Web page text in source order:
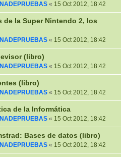
« 15 Oct 2012, 18:42
de la Super Nintendo 2, los
« 15 Oct 2012, 18:42
(libro)
« 15 Oct 2012, 18:42
(libro)
« 15 Oct 2012, 18:42
de la Informática
« 15 Oct 2012, 18:42
Bases de datos (libro)
« 15 Oct 2012, 18:42